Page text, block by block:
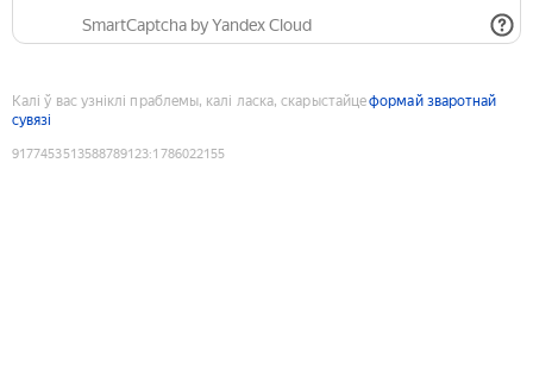
SmartCaptcha by Yandex Cloud
Калі ў вас узніклі праблемы, калі ласка, скарыстайцеформай зваротнай
сувязі
9177453513588789123:1786022155